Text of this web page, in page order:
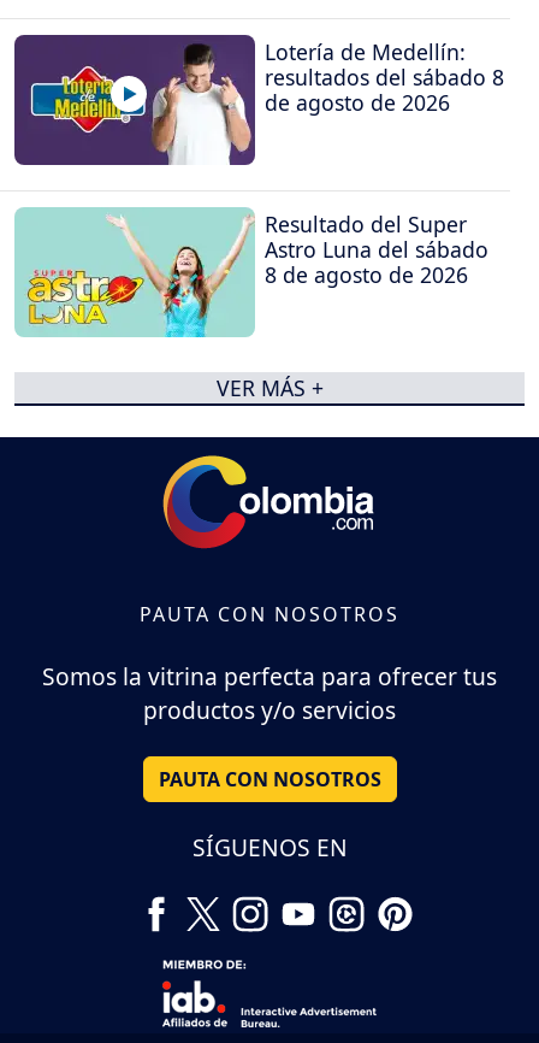
Lotería de Medellín:
resultados del sábado 8
de agosto de 2026
Resultado del Super
Astro Luna del sábado
8 de agosto de 2026
VER MÁS +
PAUTA CON NOSOTROS
Somos la vitrina perfecta para ofrecer tus
productos y/o servicios
PAUTA CON NOSOTROS
SÍGUENOS EN